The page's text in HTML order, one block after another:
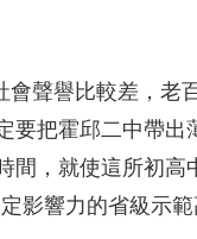
聲譽比較差，老
把霍邱二中帶
，就使這所初高
影響力的省級示